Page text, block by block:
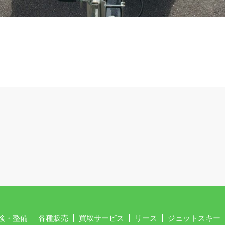
・整備 各種販売 買取サービス リース ジェットスキー